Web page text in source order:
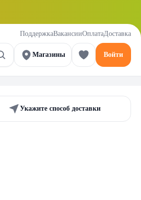
ПоддержкаВакансииОплатаДоставка
Магазины Войти
Укажите способ доставки